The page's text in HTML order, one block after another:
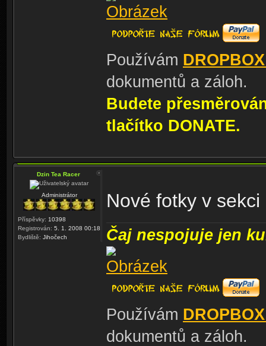
Používám
dokumentů a záloh.
Budete
tlačítko DONATE.
Dzin Tea Racer
Administrátor
Příspěvky: 10398
Registrován: 5. 1. 2008 00:18
Bydliště: Jihočech
Nové fotky v
Čaj nespojuje jen
Používám
dokumentů a záloh.